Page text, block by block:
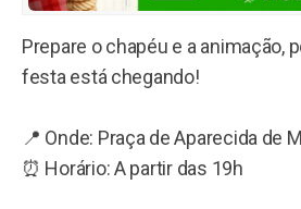
Prepare o chapéu e a animação,
festa está chegando!
📍 Onde: Praça de Aparecida de
⏰ Horário: A partir das 19h